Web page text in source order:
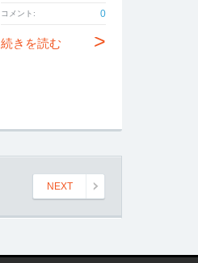
コメント: 0
続きを読む >
NEXT